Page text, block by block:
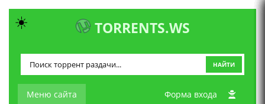
TORRENTS.WS
Меню сайта
НАЙТИ
Форма входа
☀️